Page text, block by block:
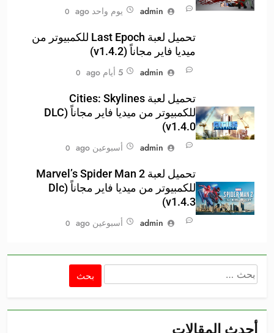
admin
يوم واحد ago 0
تحميل لعبة Last Epoch للكمبيوتر من
ميديا فاير مجاناً (v1.4.2)
admin
5 أيام ago 0
تحميل لعبة Cities: Skylines
للكمبيوتر من ميديا فاير مجاناً (DLC
v1.4.0)
admin
أسبوعين ago 0
تحميل لعبة Marvel’s Spider Man 2
للكمبيوتر من ميديا فاير مجاناً (Dlc
v1.4.3)
admin
أسبوعين ago 0
البحث
عن:
أحدث المقالات